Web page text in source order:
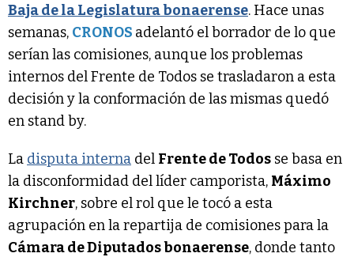
Baja de la Legislatura bonaerense. Hace unas
semanas, CRONOS adelantó el borrador de lo que
serían las comisiones, aunque los problemas
internos del Frente de Todos se trasladaron a esta
decisión y la conformación de las mismas quedó
en stand by.
La disputa interna del Frente de Todos se basa en
la disconformidad del líder camporista, Máximo
Kirchner, sobre el rol que le tocó a esta
agrupación en la repartija de comisiones para la
Cámara de Diputados bonaerense, donde tanto